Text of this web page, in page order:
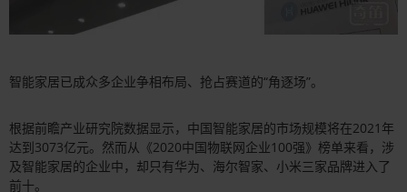
智能家居已成众多企业争相布局、抢占赛道的“角逐场”。
根据前瞻产业研究院数据显示，中国智能家居的市场规模将在2021年
达到3073亿元。然而从《2020中国物联网企业100强》榜单来看，涉
及智能家居的企业中，却只有华为、海尔智家、小米三家品牌进入了
前十。